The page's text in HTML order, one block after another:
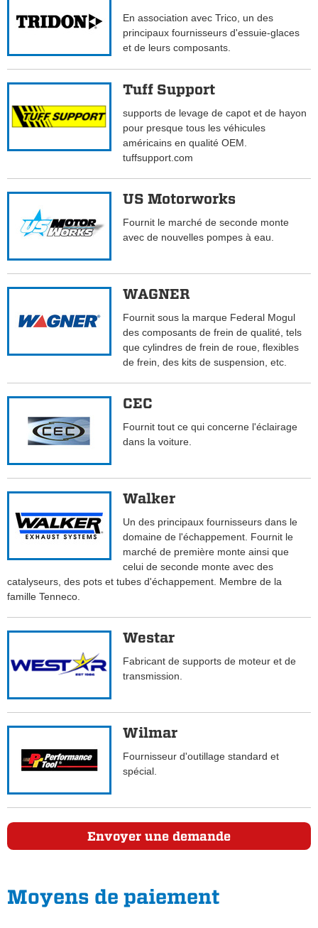
En association avec Trico, un des
principaux fournisseurs d'essuie-glaces
et de leurs composants.
Tuff Support
supports de levage de capot et de hayon
pour presque tous les véhicules
américains en qualité OEM.
tuffsupport.com
US Motorworks
Fournit le marché de seconde monte
avec de nouvelles pompes à eau.
WAGNER
Fournit sous la marque Federal Mogul
des composants de frein de qualité, tels
que cylindres de frein de roue, flexibles
de frein, des kits de suspension, etc.
CEC
Fournit tout ce qui concerne l'éclairage
dans la voiture.
Walker
Un des principaux fournisseurs dans le
domaine de l'échappement. Fournit le
marché de première monte ainsi que
celui de seconde monte avec des
catalyseurs, des pots et tubes d'échappement. Membre de la
famille Tenneco.
Westar
Fabricant de supports de moteur et de
transmission.
Wilmar
Fournisseur d'outillage standard et
spécial.
Envoyer une demande
Moyens de paiement